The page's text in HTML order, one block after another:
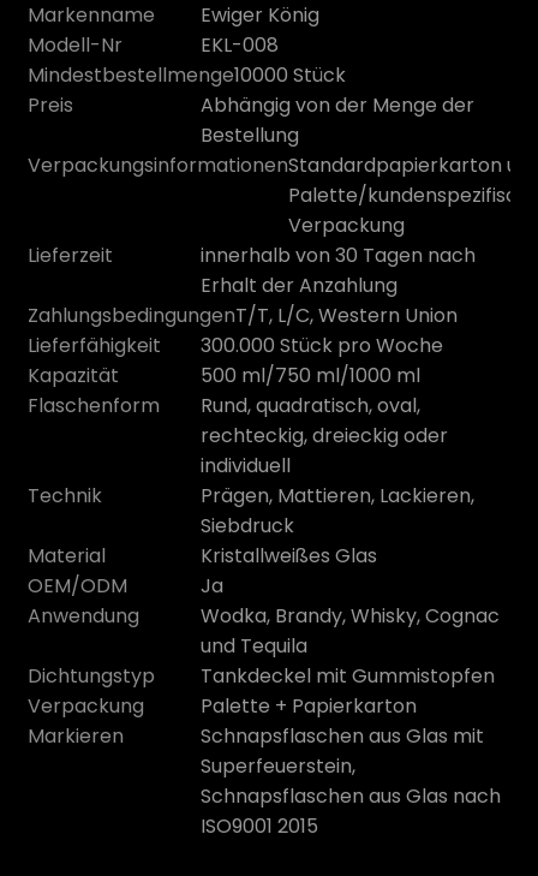
Markenname
Ewiger König
Modell-Nr
EKL-008
Mindestbestellmenge10000 Stück
Preis
Abhängig von der Menge der
Bestellung
VerpackungsinformationenStandardpapierkarton
Palette/
Verpackung
Lieferzeit
innerhalb von 30 Tagen nach
Erhalt der Anzahlung
ZahlungsbedingungenT/T, L/C, Western Union
Lieferfähigkeit
300.000 Stück pro Woche
Kapazität
500 ml/750 ml/1000 ml
Flaschenform
Rund, quadratisch, oval,
rechteckig, dreieckig oder
individuell
Technik
Prägen, Mattieren, Lackieren,
Siebdruck
Material
Kristallweißes Glas
OEM/ODM
Ja
Anwendung
Wodka, Brandy, Whisky, Cognac
und Tequila
Dichtungstyp
Tankdeckel mit Gummistopfen
Verpackung
Palette + Papierkarton
Markieren
Schnapsflaschen aus Glas mit
Superfeuerstein,
Schnapsflaschen aus Glas nach
ISO9001 2015